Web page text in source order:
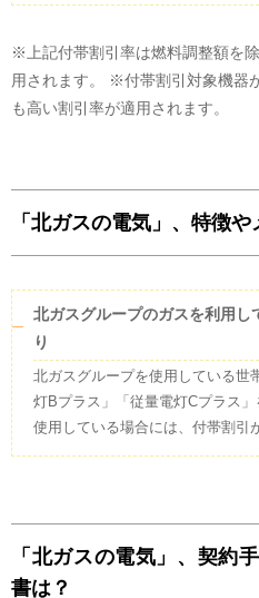
※上記付帯割引率は燃料調整額を
用されます。 ※付帯割引対象機器
も高い割引率が適用されます。
「北ガスの電気」、特徴や
北ガスグループのガスを利用し
り
北ガスグループを使用している世
灯Bプラス」「従量電灯Cプラス
使用している場合には、付帯割引
「北ガスの電気」、契約
書は？